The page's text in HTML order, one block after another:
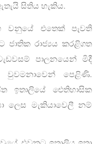
සිතිය හැකිය.
එතෙක් පැවති
ජාතික රාජ්‍යය කරළිගත
පාලනයෙන් මිදී
වුවමනාවෙන් පෙළිණි.
ඉතාලියේ ඓතිහාසික
ලෙස මැකියාවෙලී නම්